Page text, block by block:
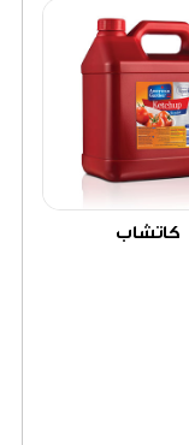
كاتشاب